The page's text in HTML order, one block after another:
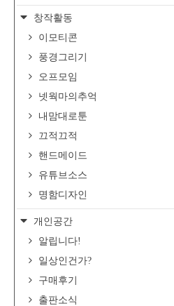
창작활동
이모티콘
풍경그리기
오프모임
넷웍마의추억
내맘대로툰
끄적끄적
핸드메이드
유튜브소스
명함디자인
개인공간
알립니다!
일상인건가?
구매후기
출판소식